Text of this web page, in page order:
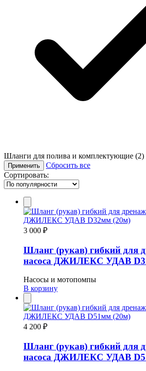
Шланги для полива и комплектующие (2)
Применить
Сбросить все
Сортировать:
3 000 ₽
Шланг (рукав) гибкий для
насоса ДЖИЛЕКС УДАВ
Насосы и мотопомпы
В корзину
4 200 ₽
Шланг (рукав) гибкий для
насоса ДЖИЛЕКС УДАВ